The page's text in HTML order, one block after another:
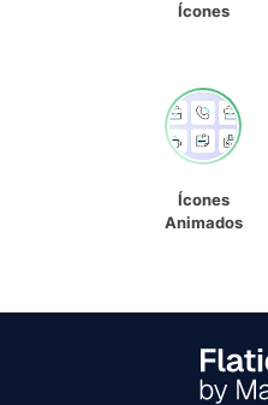
Ícones
Ícones
Animados